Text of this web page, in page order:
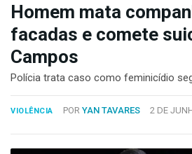
TV
COLUNAS
FALE
Copyright
Homem mata
facadas e comete
Campos
Polícia trata caso como feminicídio
VIOLÊNCIA POR YAN TAVARES 2 DE